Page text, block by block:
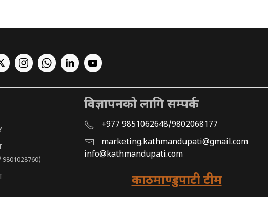
9801028760)
विज्ञापनको लागि सम्पर्क
+977 9851062648/9802068177
marketing.kathmandupati@gmail.com
info@kathmandupati.com
काठमाण्डुपाटी टीम